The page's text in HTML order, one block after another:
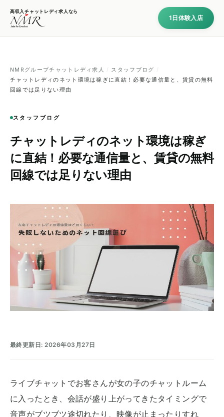
高収入チャットレディ求人なら
1日体験入店
NMRグループチャットレディ求人 / スタッフブログ /
チャットレディのネット環境は稼ぎに直結！必要な通信量と、賃貸の無料
回線では足りない理由
スタッフブログ
チャットレディのネット環境は稼ぎ
に直結！必要な通信量と、賃貸の無料
回線では足りない理由
最終更新日: 2026年03月27日
ライブチャットでお客さんが女の子のチャットルーム
に入ったとき、会話が盛り上がってきたタイミングで
音声がブツブツ途切れたり、映像が止まったりすれ